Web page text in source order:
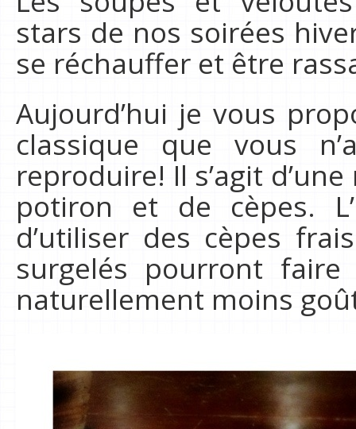
stars de nos soirées
se réchauffer et être
Aujourd’hui je vous
classique que vous
reproduire! Il s’agit
potiron et de cèpes.
d’utiliser des cèpes
surgelés pourront
naturellement moins